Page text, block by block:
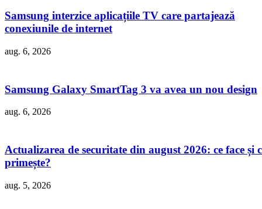
Samsung interzice aplicațiile TV care partajează
conexiunile de internet
aug. 6, 2026
Samsung Galaxy SmartTag 3 va avea un nou design
aug. 6, 2026
Actualizarea de securitate din august 2026: ce face și
primește?
aug. 5, 2026